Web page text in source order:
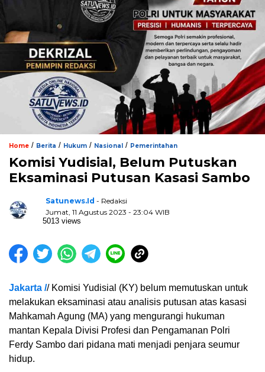
Home / Berita / Hukum / Nasional / Pemerintahan
Komisi Yudisial, Belum Putuskan
Eksaminasi Putusan Kasasi Sambo
Satunews.id - Redaksi
Jumat, 11 Agustus 2023 - 23:04 WIB
5013 views
Jakarta // Komisi Yudisial (KY) belum memutuskan untuk
melakukan eksaminasi atau analisis putusan atas kasasi
Mahkamah Agung (MA) yang mengurangi hukuman
mantan Kepala Divisi Profesi dan Pengamanan Polri
Ferdy Sambo dari pidana mati menjadi penjara seumur
hidup.